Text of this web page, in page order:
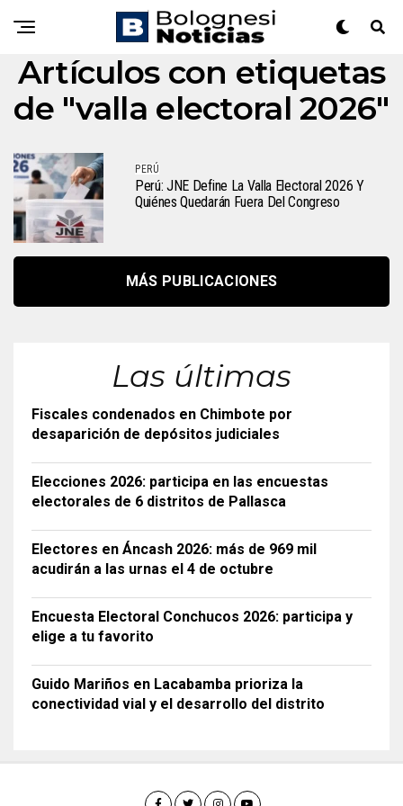
Artículos con etiquetas
de "valla electoral 2026"
PERÚ
Perú: JNE Define La Valla Electoral 2026 Y
Quiénes Quedarán Fuera Del Congreso
MÁS PUBLICACIONES
Las últimas
Fiscales condenados en Chimbote por
desaparición de depósitos judiciales
Elecciones 2026: participa en las encuestas
electorales de 6 distritos de Pallasca
Electores en Áncash 2026: más de 969 mil
acudirán a las urnas el 4 de octubre
Encuesta Electoral Conchucos 2026: participa y
elige a tu favorito
Guido Mariños en Lacabamba prioriza la
conectividad vial y el desarrollo del distrito